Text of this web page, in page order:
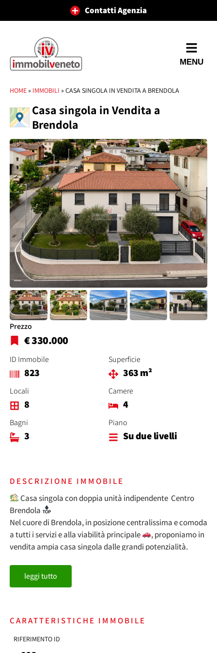
Contatti Agenzia
MENU
HOME » IMMOBILI »CASA SINGOLA IN VENDITA A BRENDOLA
Casa singola in Vendita a
Brendola
Prezzo
€ 330.000
ID Immobile
823
Superficie
363 m²
Locali
8
Camere
4
Bagni
3
Piano
Su due livelli
DESCRIZIONE IMMOBILE
Casa singola con doppia unità indipendente  Centro
Brendola
Nel cuore di Brendola, in posizione centralissima e comoda
a tutti i servizi e alla viabilità principale
, proponiamo in
vendita ampia casa singola dalle grandi potenzialità.
Punto di forza assoluto: l’immobile si presta
perfettamente alla realizzazione di due abitazioni
– nuclei familiari distinti
– investimento con doppia rendita
leggi tutto
CARATTERISTICHE IMMOBILE
RIFERIMENTO ID